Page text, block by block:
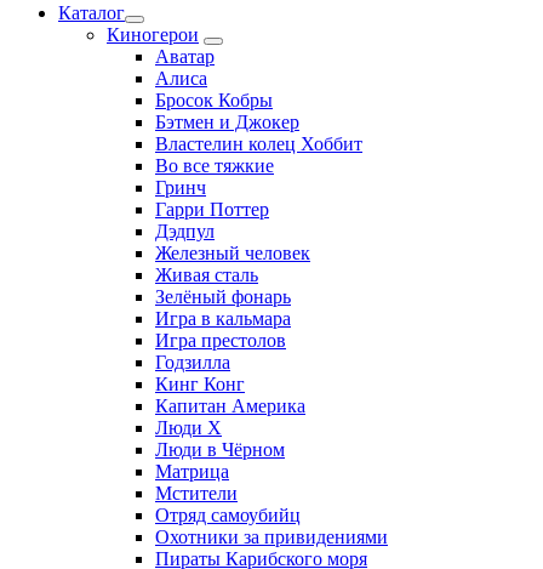
Каталог
Киногерои
Аватар
Алиса
Бросок Кобры
Бэтмен и Джокер
Властелин колец Хоббит
Во все тяжкие
Гринч
Гарри Поттер
Дэдпул
Железный человек
Живая сталь
Зелёный фонарь
Игра в кальмара
Игра престолов
Годзилла
Кинг Конг
Капитан Америка
Люди X
Люди в Чёрном
Матрица
Мстители
Отряд самоубийц
Охотники за привидениями
Пираты Карибского моря